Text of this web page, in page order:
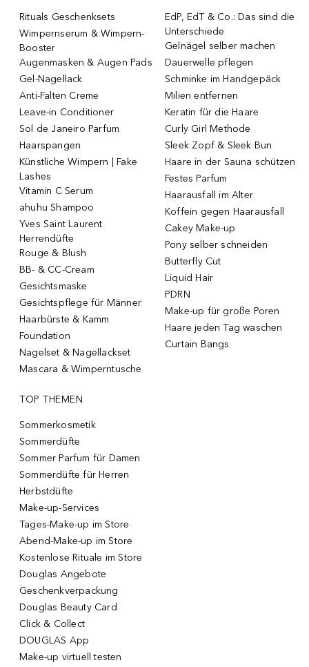
Rituals Geschenksets
Wimpernserum & Wimpern-
Booster
Augenmasken & Augen Pads
Gel-Nagellack
Anti-Falten Creme
Leave-in Conditioner
Sol de Janeiro Parfum
Haarspangen
Künstliche Wimpern | Fake
Lashes
Vitamin C Serum
ahuhu Shampoo
Yves Saint Laurent
Herrendüfte
Rouge & Blush
BB- & CC-Cream
Gesichtsmaske
Gesichtspflege für Männer
Haarbürste & Kamm
Foundation
Nagelset & Nagellackset
Mascara & Wimperntusche
EdP, EdT & Co.: Das sind die
Unterschiede
Gelnägel selber machen
Dauerwelle pflegen
Schminke im Handgepäck
Milien entfernen
Keratin für die Haare
Curly Girl Methode
Sleek Zopf & Sleek Bun
Haare in der Sauna schützen
Festes Parfum
Haarausfall im Alter
Koffein gegen Haarausfall
Cakey Make-up
Pony selber schneiden
Butterfly Cut
Liquid Hair
PDRN
Make-up für große Poren
Haare jeden Tag waschen
Curtain Bangs
TOP THEMEN
Sommerkosmetik
Sommerdüfte
Sommer Parfum für Damen
Sommerdüfte für Herren
Herbstdüfte
Make-up-Services
Tages-Make-up im Store
Abend-Make-up im Store
Kostenlose Rituale im Store
Douglas Angebote
Geschenkverpackung
Douglas Beauty Card
Click & Collect
DOUGLAS App
Make-up virtuell testen